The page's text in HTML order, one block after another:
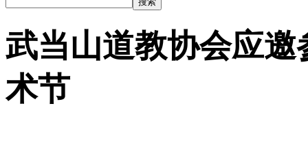
武当山道教协会应
术节